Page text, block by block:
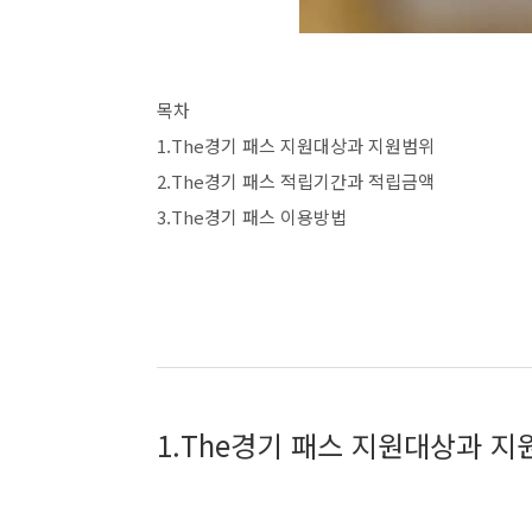
목차
1.The경기 패스 지원대상과 지원범위
2.The경기 패스 적립기간과 적립금액
3.The경기 패스 이용방법
1.The경기 패스 지원대상과 지